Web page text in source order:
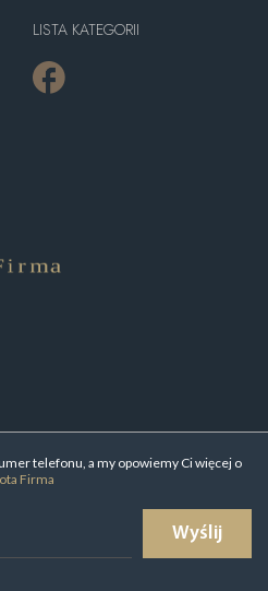
telefonu, a my opowiemy Ci więcej o
Firma
Wyślij
LISTA KATEGORII